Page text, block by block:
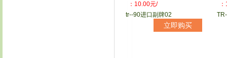
：10.00元/
tr--90进口副牌02
立即购买